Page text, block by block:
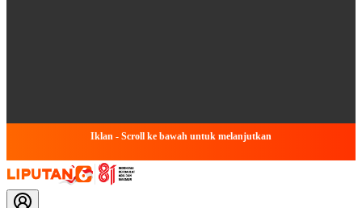
Iklan - Scroll ke bawah untuk melanjutkan